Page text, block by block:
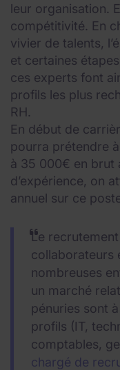
leur organisation.
compétitivité. En
vivier de talents,
et certaines
ces experts font
profils les plus
RH.
En début de
pourra prétendre
à 35 000€ en brut
d’expérience, on
annuel sur ce
Le
collaborateurs
nombreuses
un marché
pénuries sont
profils (IT,
comptables,
chargé de